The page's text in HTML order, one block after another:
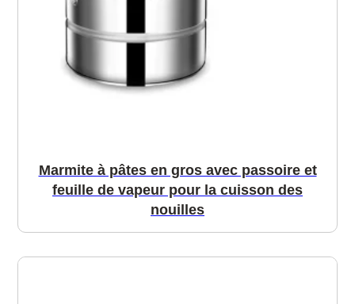
Marmite à pâtes en gros avec passoire et
feuille de vapeur pour la cuisson des
nouilles